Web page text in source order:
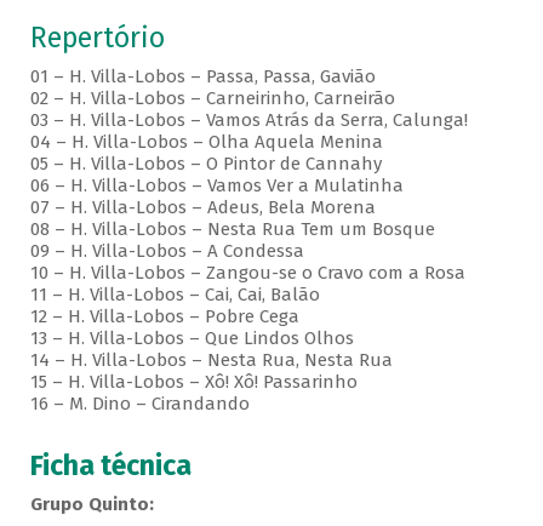
Repertório
01 – H. Villa-Lobos – Passa, Passa, Gavião
02 – H. Villa-Lobos – Carneirinho, Carneirão
03 – H. Villa-Lobos – Vamos Atrás da Serra, Calunga!
04 – H. Villa-Lobos – Olha Aquela Menina
05 – H. Villa-Lobos – O Pintor de Cannahy
06 – H. Villa-Lobos – Vamos Ver a Mulatinha
07 – H. Villa-Lobos – Adeus, Bela Morena
08 – H. Villa-Lobos – Nesta Rua Tem um Bosque
09 – H. Villa-Lobos – A Condessa
10 – H. Villa-Lobos – Zangou-se o Cravo com a Rosa
11 – H. Villa-Lobos – Cai, Cai, Balão
12 – H. Villa-Lobos – Pobre Cega
13 – H. Villa-Lobos – Que Lindos Olhos
14 – H. Villa-Lobos – Nesta Rua, Nesta Rua
15 – H. Villa-Lobos – Xô! Xô! Passarinho
16 – M. Dino – Cirandando
Ficha técnica
Grupo Quinto: